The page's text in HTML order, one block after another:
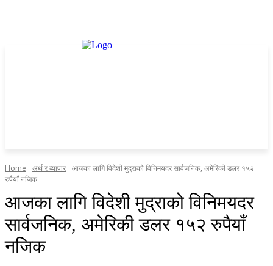
Home अर्थ र ब्यापार आजका लागि विदेशी मुद्राको विनिमयदर सार्वजनिक, अमेरिकी डलर १५२
रुपैयाँ नजिक
आजका लागि विदेशी मुद्राको विनिमयदर
सार्वजनिक, अमेरिकी डलर १५२ रुपैयाँ
नजिक